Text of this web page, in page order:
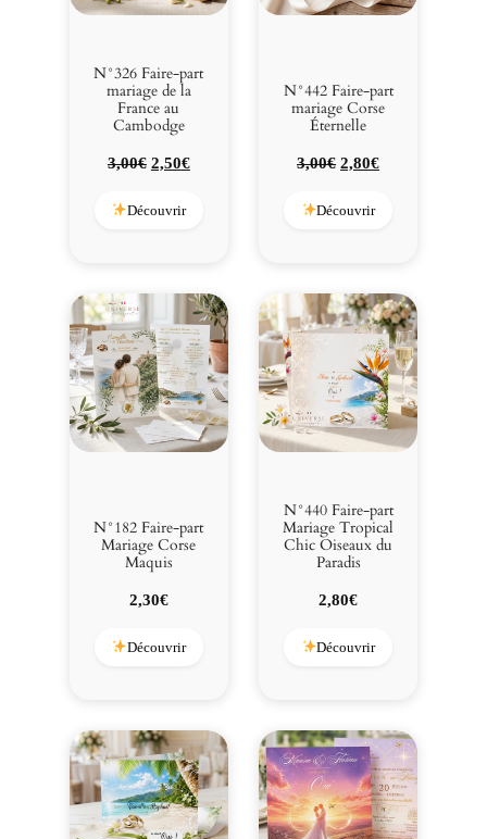
N°326 Faire-part
mariage de la
France au
Cambodge
3,00€ Le
initial
2,50€Le
Découvrir
N°442 Faire-part
mariage Corse
Éternelle
3,00€ Le
initial
2,80€Le
Découvrir
N°182 Faire-part
Mariage Corse
Maquis
2,30€
Découvrir
N°440 Faire-part
Mariage Tropical
Chic Oiseaux du
Paradis
2,80€
Découvrir